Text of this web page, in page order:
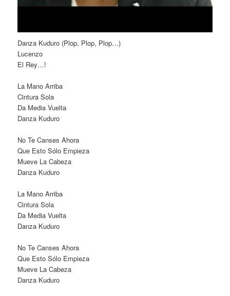
Danza Kuduro (Plop, Plop, Plop…)
Lucenzo
El Rey…!
La Mano Arriba
Cintura Sola
Da Media Vuelta
Danza Kuduro
No Te Canses Ahora
Que Esto Sólo Empieza
Mueve La Cabeza
Danza Kuduro
La Mano Arriba
Cintura Sola
Da Media Vuelta
Danza Kuduro
No Te Canses Ahora
Que Esto Sólo Empieza
Mueve La Cabeza
Danza Kuduro